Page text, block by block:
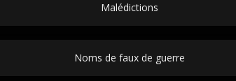
Malédictions
Noms de faux de guerre